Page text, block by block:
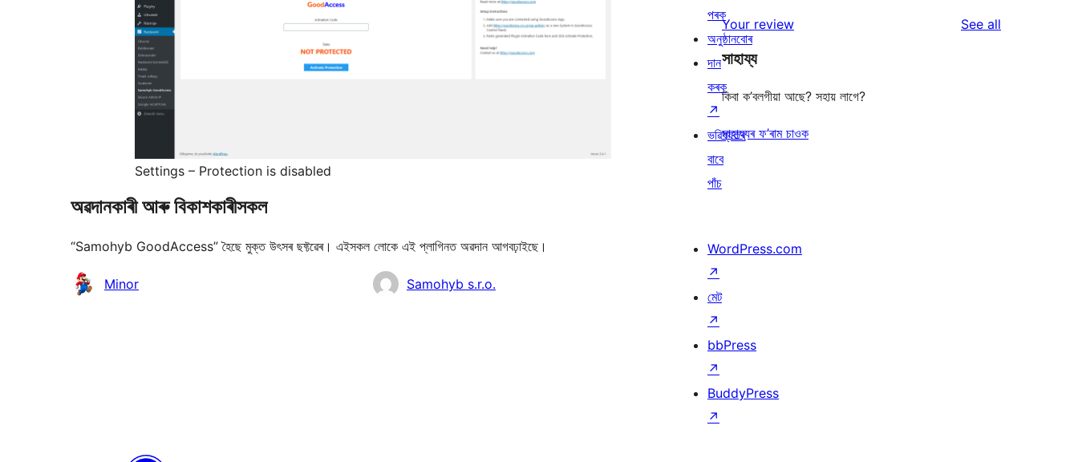
Settings – Protection is disabled
অৱদানকাৰী আৰু বিকাশকাৰীসকল
“Samohyb GoodAccess” হৈছে মুক্ত উৎসৰ ছফ্টৱেৰ। এইসকল লোকে এই প্লাগিনত অৱদান আগবঢ়াইছে।
অৱদানকাৰীসকল
Minor Samohyb s.r.o.
reviews
1-
star
reviews
Your review See all
সাহায্য
কিবা ক’বলগীয়া আছে? সহায় লাগে?
সাহায্যৰ ফ’ৰাম চাওক
পৰক
অনুষ্ঠানবোৰ
দান
কৰক
↗
ভৱিষ্যতৰ
বাবে
পাঁচ
WordPress.com
↗
মেট
↗
bbPress
↗
BuddyPress
↗